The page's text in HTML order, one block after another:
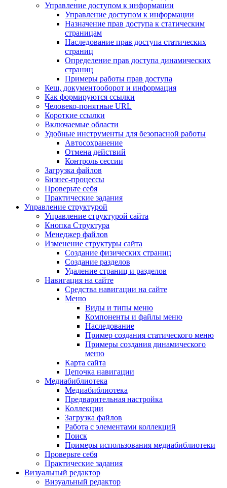
Управление доступом к информации
Управление доступом к информации
Назначение прав доступа к статическим
страницам
Наследование прав доступа статических
страниц
Определение прав доступа динамических
страниц
Примеры работы прав доступа
Кеш, документооборот и информация
Как формируются ссылки
Человеко-понятные URL
Короткие ссылки
Включаемые области
Удобные инструменты для безопасной работы
Автосохранение
Отмена действий
Контроль сессии
Загрузка файлов
Бизнес-процессы
Проверьте себя
Практические задания
Управление структурой
Управление структурой сайта
Кнопка Структура
Менеджер файлов
Изменение структуры сайта
Создание физических страниц
Создание разделов
Удаление страниц и разделов
Навигация на сайте
Средства навигации на сайте
Меню
Виды и типы меню
Компоненты и файлы меню
Наследование
Пример создания статического меню
Примеры создания динамического
меню
Карта сайта
Цепочка навигации
Медиабиблиотека
Медиабиблиотека
Предварительная настройка
Коллекции
Загрузка файлов
Работа с элементами коллекций
Поиск
Примеры использования медиабиблиотеки
Проверьте себя
Практические задания
Визуальный редактор
Визуальный редактор